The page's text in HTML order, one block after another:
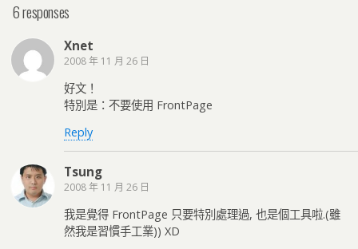
6 responses
Xnet
2008 年 11 月 26 日
好文！
特別是：不要使用 FrontPage
Reply
Tsung
2008 年 11 月 26 日
我是覺得 FrontPage 只要特別處理過, 也是個工具啦.(雖
然我是習慣手工業)) XD